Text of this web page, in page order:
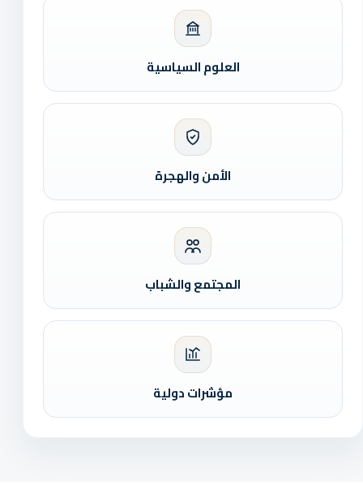
العلوم السياسية
الأمن والهجرة
المجتمع والشباب
مؤشرات دولية